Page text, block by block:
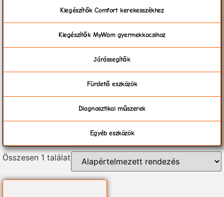
Kiegészítők Comfort kerekesszékhez
Kiegészítők MyWam gyermekkocsihoz
Járássegítők
Fürdető eszközök
Diagnosztikai műszerek
Egyéb eszközök
Összesen 1 találat